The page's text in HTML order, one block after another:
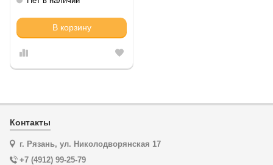
В корзину
Контакты
г. Рязань, ул. Николодворянская 17
+7 (4912) 99-25-79